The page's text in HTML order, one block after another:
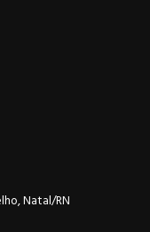
Natal/RN